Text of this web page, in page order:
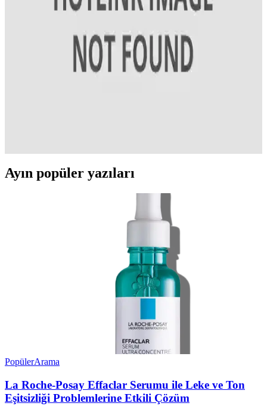
Yöntemleri Hakkında Kapsamlı Bilgi
Saç boyama seçenekleri, renkler ve uygulama teknikleri hakkında
detaylı bilgiler içerir. Doğru ürün ve renk seçimi ile saçlarınızda
istediğiniz değişikliği yapabilirsiniz.
Ayın popüler yazıları
PopülerArama
La Roche-Posay Effaclar Serumu ile Leke ve Ton
Eşitsizliği Problemlerine Etkili Çözüm